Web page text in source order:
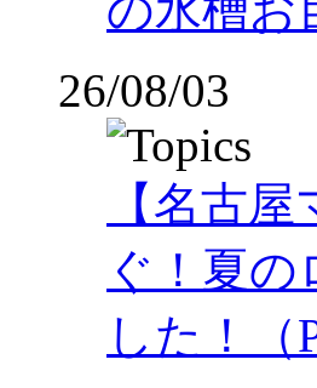
の水槽お
26/08/03
【名古
ぐ！夏
した！（